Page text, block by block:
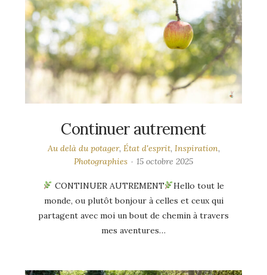
Continuer autrement
Au delà du potager, État d'esprit, Inspiration,
Photographies
15 octobre 2025
CONTINUER AUTREMENT
Hello tout le
monde, ou plutôt bonjour à celles et ceux qui
partagent avec moi un bout de chemin à travers
mes aventures…